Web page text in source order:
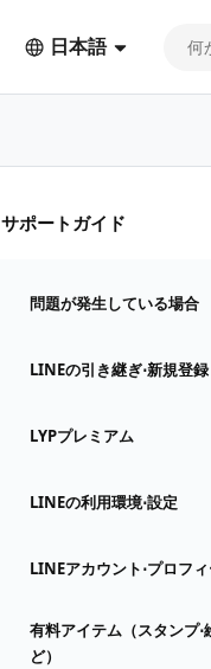
日本語
サポートガイド
問題が発生している場合
LINEの引き継ぎ⋅新規登録
LYPプレミアム
LINEの利用環境⋅設定
LINEアカウント⋅プロフ
有料アイテム（スタンプ⋅
ど）